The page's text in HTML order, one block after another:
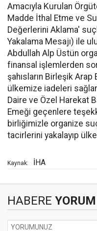
Amacıyla Kurulan
Madde İthal Etme ve
Değerlerini Aklama'
Yakalama Mesajı) ile
Abdullah Alp Üstün
finansal işlemlerden
şahısların Birleşik
ülkemize iadeleri
Daire ve Özel Harekat
Emeği geçenlere
birliğimizle organize
tacirlerini yakalayıp
Kaynak: İHA
HABERE